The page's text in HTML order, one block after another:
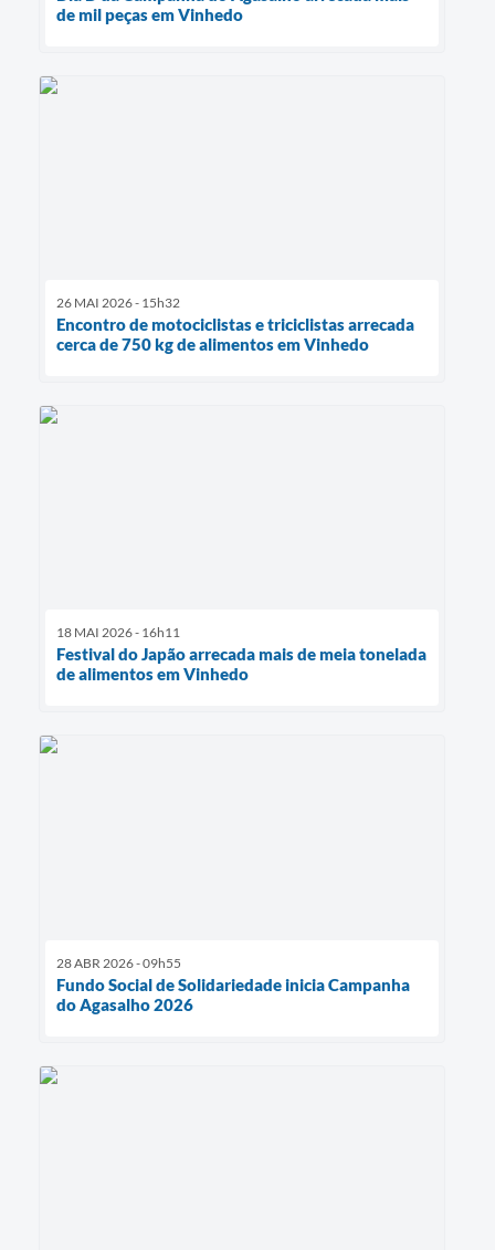
de mil peças em Vinhedo
26 MAI 2026 - 15h32
Encontro de motociclistas e triciclistas arrecada
cerca de 750 kg de alimentos em Vinhedo
18 MAI 2026 - 16h11
Festival do Japão arrecada mais de meia tonelada
de alimentos em Vinhedo
28 ABR 2026 - 09h55
Fundo Social de Solidariedade inicia Campanha
do Agasalho 2026